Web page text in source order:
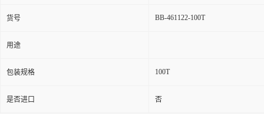
货号 BB-461122-100T
用途
包装规格 100T
是否进口 否